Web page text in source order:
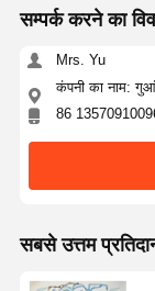
सम्पर्क करने का
Mrs. Yu
कंपनी का नाम:
86
सबसे उत्तम